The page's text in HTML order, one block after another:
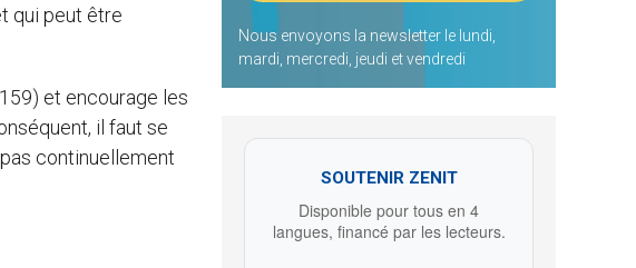
qui peut être
et encourage les
il faut se
continuellement
Nous envoyons la newsletter le lundi,
mardi, mercredi, jeudi et vendredi
SOUTENIR ZENIT
Disponible pour tous en 4
langues, financé par les lecteurs.